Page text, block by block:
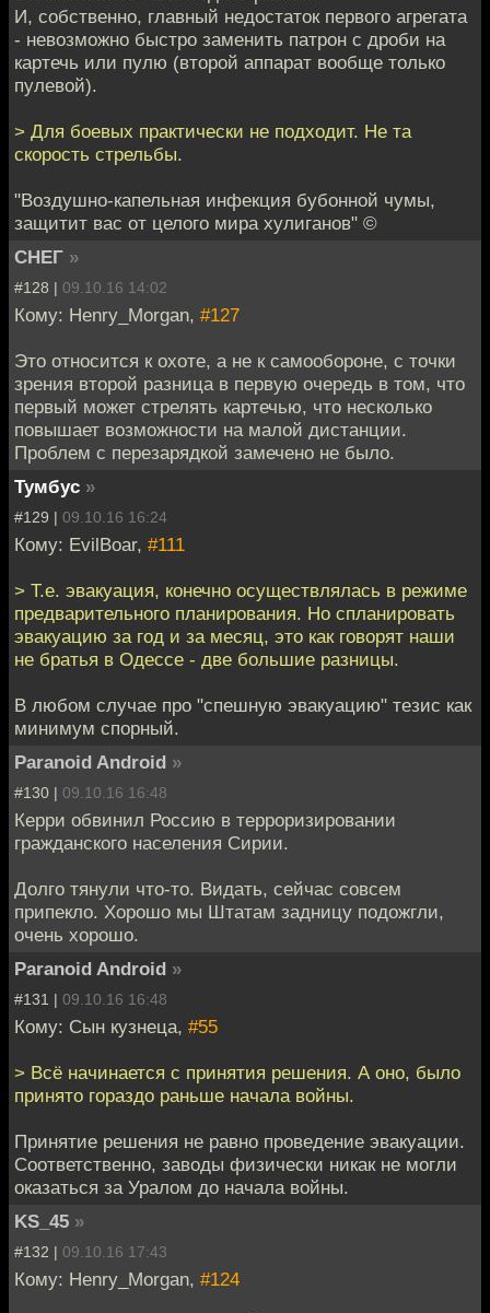
И, собственно, главный недостаток первого агрегата
- невозможно быстро заменить патрон с дроби на
картечь или пулю (второй аппарат вообще только
пулевой).
> Для боевых практически не подходит. Не та
скорость стрельбы.
"Воздушно-капельная инфекция бубонной чумы,
защитит вас от целого мира хулиганов" ©
СНЕГ »
#128 | 09.10.16 14:02
Кому: Henry_Morgan, #127
Это относится к охоте, а не к самообороне, с точки
зрения второй разница в первую очередь в том, что
первый может стрелять картечью, что несколько
повышает возможности на малой дистанции.
Проблем с перезарядкой замечено не было.
Тумбус »
#129 | 09.10.16 16:24
Кому: EvilBoar, #111
> Т.е. эвакуация, конечно осуществлялась в режиме
предварительного планирования. Но спланировать
эвакуацию за год и за месяц, это как говорят наши
не братья в Одессе - две большие разницы.
В любом случае про "спешную эвакуацию" тезис как
минимум спорный.
Paranoid Android »
#130 | 09.10.16 16:48
Керри обвинил Россию в терроризировании
гражданского населения Сирии.
Долго тянули что-то. Видать, сейчас совсем
припекло. Хорошо мы Штатам задницу подожгли,
очень хорошо.
Paranoid Android »
#131 | 09.10.16 16:48
Кому: Сын кузнеца, #55
> Всё начинается с принятия решения. А оно, было
принято гораздо раньше начала войны.
Принятие решения не равно проведение эвакуации.
Соответственно, заводы физически никак не могли
оказаться за Уралом до начала войны.
KS_45 »
#132 | 09.10.16 17:43
Кому: Henry_Morgan, #124